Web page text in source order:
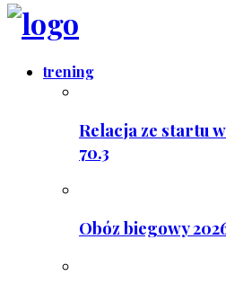
trening
Relacja ze startu
70.3
Obóz biegowy